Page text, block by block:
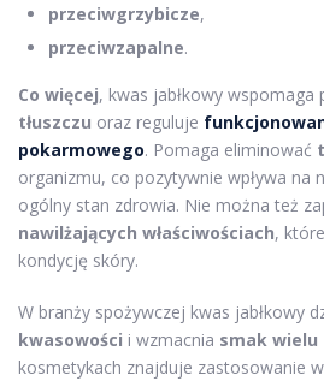
przeciwgrzybicze,
przeciwzapalne.
Co więcej, kwas jabłkowy wspomaga
tłuszczu oraz reguluje
pokarmowego. Pomaga eliminować
organizmu, co pozytywnie wpływa na
ogólny stan zdrowia. Nie można też
nawilżających właściwościach,
kondycję skóry.
W branży spożywczej kwas jabłkowy
kwasowości i wzmacnia smak
kosmetykach znajduje zastosowanie w